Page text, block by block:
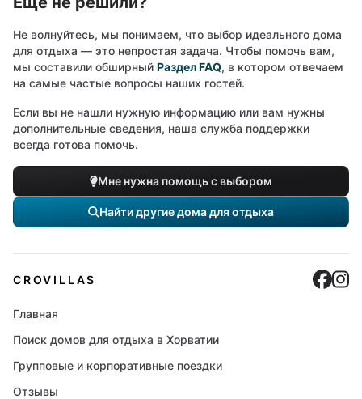
Не волнуйтесь, мы понимаем, что выбор идеального дома
для отдыха — это непростая задача. Чтобы помочь вам,
мы составили обширный Раздел FAQ, в котором отвечаем
на самые частые вопросы наших гостей.
Если вы не нашли нужную информацию или вам нужны
дополнительные сведения, наша служба поддержки
всегда готова помочь.
Мне нужна помощь с выбором
Найти другие дома для отдыха
CROVILLAS
Главная
Поиск домов для отдыха в Хорватии
Групповые и корпоративные поездки
Отзывы